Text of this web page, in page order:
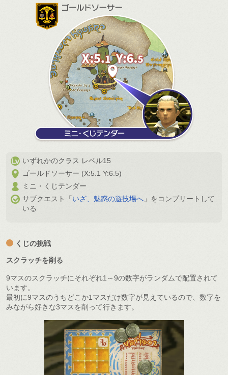
いずれかのクラス レベル15
ゴールドソーサー (X:5.1 Y:6.5)
ミニ・くじテンダー
サブクエスト「 いざ、魅惑の遊技場へ」をコンプリートして
いる
くじの挑戦
スクラッチを削る
9マスのスクラッチにそれぞれ1～9の数字がランダムで配置されて
います。
最初に9マスのうちどこか1マスだけ数字が見えているので、数字を
みながら好きな3マスを削って行きます。